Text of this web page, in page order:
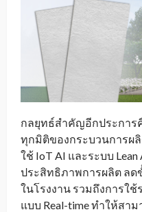
กลยุทธ์สำคัญอีกประการ
ทุกมิติของกระบวนการผ
ใช้ IoT AI และระบบ
ประสิทธิภาพการผลิต ล
ในโรงงาน รวมถึงการใ
แบบ Real-time ทำให้สา